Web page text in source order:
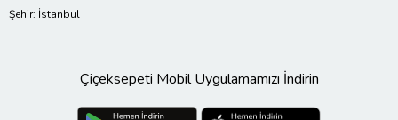
Şehir: İstanbul
Çiçeksepeti Mobil Uygulamamızı İndirin